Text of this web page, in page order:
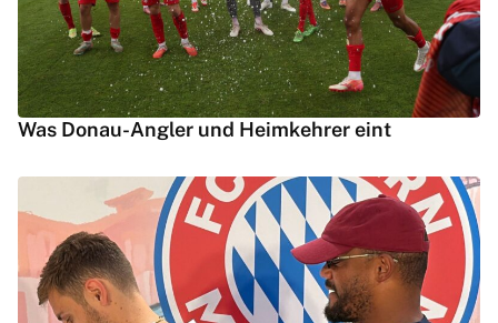
Was Donau-Angler und Heimkehrer eint